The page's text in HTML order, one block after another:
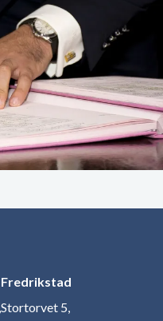
Fredrikstad
Stortorvet 5,